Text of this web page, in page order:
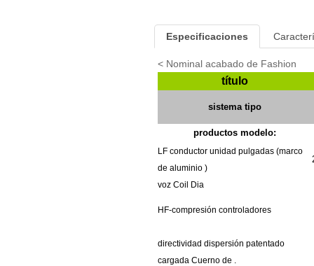
Especificaciones
< Nominal acabado de Fashion
título
sistema tipo
productos modelo:
LF conductor unidad pulgadas (marco
de aluminio )
voz Coil Dia
HF-compresión controladores
directividad dispersión patentado
cargada Cuerno de .